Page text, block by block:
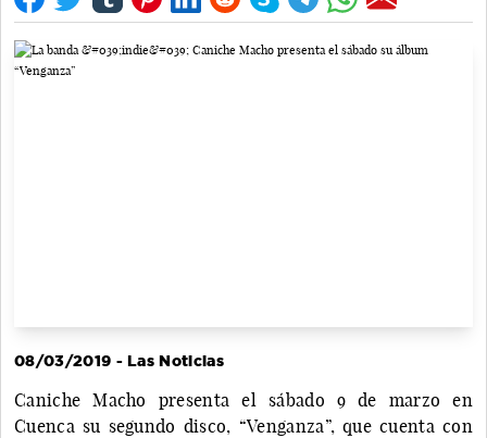
08/03/2019 - Las Noticias
Caniche Macho presenta el sábado 9 de marzo en
Cuenca su segundo disco, “Venganza”, que cuenta con